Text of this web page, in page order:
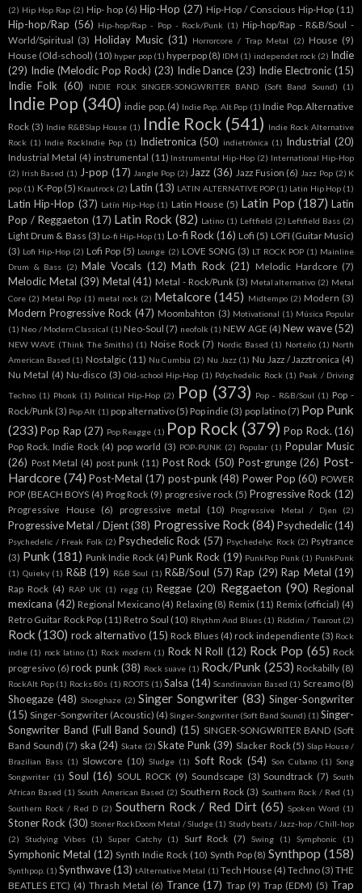
(2) Hip Hop Rap (2) Hip- hop (6) Hip-Hop (27) Hip-Hop / Conscious Hip-Hop (11)
Hip-hop/Rap (56) Hip-hop/Rap - Pop - Rock/Punk (1) Hip-hop/Rap - R&B/Soul -
World/Spiritual (3) Holiday Music (31) Horrorcore / Trap Metal (2) House (9)
House (Old-school) (10) hyper pop (1) hyperpop (8) IDM (1) independet rock (2) Indie
(29) Indie (Melodic Pop Rock) (23) Indie Dance (23) Indie Electronic (15)
Indie Folk (60) INDIE FOLK SINGER-SONGWRITER BAND (Soft Band Sound) (1)
Indie Pop (340) indie pop. (4) Indie Pop. Alt Pop (1) Indie Pop. Alternative
Rock (3) Indie R&BSlap House (1) Indie Rock (541) Indie Rock Alternative
Rock (1) Indie RockIndie Pop (1) Indietronica (50) indietrónica (1) Industrial (20)
Industrial Metal (4) instrumental (11) Instrumental Hip-Hop (2) International Hip-Hop
(2) Irish Based (1) J-pop (17) Jangle Pop (2) Jazz (36) Jazz Fusion (6) Jazz Pop (2) K
pop (1) K-Pop (5) Krautrock (2) Latin (13) LATIN ALTERNATIVE POP (1) Latin Hip Hop (1)
Latin Hip-Hop (37) Latín Hip-Hop (1) Latin House (5) Latin Pop (187) Latin
Pop / Reggaeton (17) Latin Rock (82) Latino (1) Leftfield (2) Leftfield Bass (2)
Light Drum & Bass (3) Lo-fi Hip-Hop (1) Lo-fi Rock (16) Lofi (5) LOFI (Guitar Music)
(3) Lofi Hip-Hop (2) Lofi Pop (5) Lounge (2) LOVE SONG (3) LT ROCK POP (1) Mainline
Drum & Bass (2) Male Vocals (12) Math Rock (21) Melodic Hardcore (7)
Melodic Metal (39) Metal (41) Metal - Rock/Punk (3) Metal alternativo (2) Metal
Core (2) Metal Pop (1) metal rock (2) Metalcore (145) Midtempo (2) Modern (3)
Modern Progressive Rock (47) Moombahton (3) Motivational (1) Música Popular
(1) Neo / Modern Classical (1) Neo-Soul (7) neofolk (1) NEW AGE (4) New wave (52)
NEW WAVE (Think The Smiths) (1) Noise Rock (7) Nordic Based (1) Norteño (1) North
American Based (1) Nostalgic (11) Nu Cumbia (2) Nu Jazz (1) Nu Jazz / Jazztronica (4)
Nu Metal (4) Nu-disco (3) Old-school Hip-Hop (1) Pdychedelic Rock (1) Peak / Driving
Techno (1) Phonk (1) Political Hip-Hop (2) Pop (373) Pop - R&B/Soul (1) Pop -
Rock/Punk (3) Pop Alt (1) pop alternativo (5) Pop indie (3) pop latino (7) Pop Punk
(233) Pop Rap (27) Pop Reagge (1) Pop Rock (379) Pop Rock. (16)
Pop Rock. Indie Rock (4) pop world (3) POP-PUNK (2) Popular (1) Popular Music
(26) Post Metal (4) post punk (11) Post Rock (50) Post-grunge (26) Post-
Hardcore (74) Post-Metal (17) post-punk (48) Power Pop (60) POWER
POP (BEACH BOYS (4) Prog Rock (9) progresive rock (5) Progressive Rock (12)
Progressive House (6) progressive metal (10) Progressive Metal / Djen (2)
Progressive Metal / Djent (38) Progressive Rock (84) Psychedelic(14)
Psychedelic / Freak Folk (2) Psychedelic Rock (57) Psychedelyc Rock (2) Psytrance
(3) Punk (181) Punk Indie Rock (4) Punk Rock (19) PunkPop Punk (1) PunkPunk
(1) Quieky (1) R&B (19) R&B Soul (1) R&B/Soul (57) Rap (29) Rap Metal (19)
Rap Rock (4) RAP UK (1) regg (1) Reggae (20) Reggaeton (90) Regional
mexicana (42) Regional Mexicano (4) Relaxing (8) Remix (11) Remix (official) (4)
Retro Guitar Rock Pop (11) Retro Soul (10) Rhythm And Blues (1) Riddim / Tearout (2)
Rock (130) rock alternativo (15) Rock Blues (4) rock independiente (3) Rock
indie (1) rock latino (1) Rock modern (1) Rock N Roll (12) Rock Pop (65) Rock
progresivo (6) rock punk (38) Rock suave (1) Rock/Punk (253) Rockabilly (8)
RockAlt Pop (1) Rocks 80s (1) ROOTS (1) Salsa (14) Scandinavian Based (1) Screamo (8)
Shoegaze (48) Shoeghaze (2) Singer Songwriter (83) Singer-Songwriter
(15) Singer-Songwriter (Acoustic) (4) Singer-Songwriter (Soft Band Sound) (1) Singer-
Songwriter Band (Full Band Sound) (15) SINGER-SONGWRITER BAND (Soft
Band Sound) (7) ska (24) Skate (2) Skate Punk (39) Slacker Rock (5) Slap House /
Brazilian Bass (1) Slowcore (10) Sludge (1) Soft Rock (54) Son Cubano (1) Song
Songwriter (1) Soul (16) SOUL ROCK (9) Soundscape (3) Soundtrack (7) South
African Based (1) South American Based (2) Southern Rock (3) Southern Rock / Red (1)
Southern Rock / Red D (2) Southern Rock / Red Dirt (65) Spoken Word (1)
Stoner Rock (30) Stoner RockDoom Metal / Sludge (1) Study beats / Jazz-hop / Chill-hop
(2)
Studying Vibes (1) Super Catchy (1) Surf Rock (7) Swing (1) Symphonic (1)
Symphonic Metal (12) Synth Indie Rock (10) Synth Pop (8) Synthpop (158)
Synthpop. (1) Synthwave (13) tAlternative Metal (1) Tech House (4) Techno (3) THE
BEATLES ETC) (4) Thrash Metal (6) Trance (17) Trap (9) Trap (EDM) (5) Trap